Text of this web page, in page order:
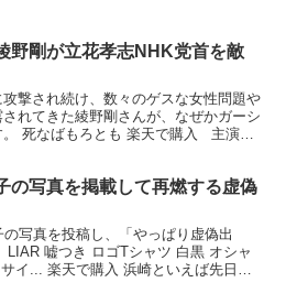
野剛が立花孝志NHK党首を敵
撃され続け、数々のゲスな女性問題や
れてきた綾野剛さんが、なぜかガーシ
。 死なばもろとも 楽天で購入 主演ド
の写真を掲載して再燃する虚偽
写真を投稿し、「やっぱり虚偽出
LIAR 嘘つき ロゴTシャツ 白黒 オシャ
イ... 楽天で購入 浜崎といえば先日、